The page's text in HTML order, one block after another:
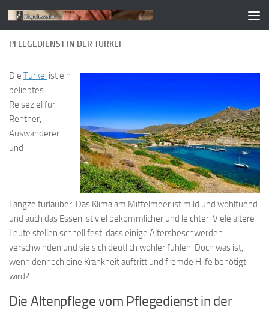
Zum Inhalt springen
PFLEGEDIENST IN DER TÜRKEI
Die Türkei ist ein
beliebtes
Reiseziel für
Rentner,
Auswanderer
und
Langzeiturlauber. Das Klima am Mittelmeer ist mild und wohltuend
und auch das Essen ist viel bekömmlicher und leichter. Viele ältere
Leute stellen schnell fest, dass einige Altersbeschwerden
verschwinden und sie sich deutlich wohler fühlen. Doch was ist,
wenn dennoch eine Krankheit auftritt und fremde Hilfe benötigt
wird?
Die Altenpflege vom Pflegedienst in der